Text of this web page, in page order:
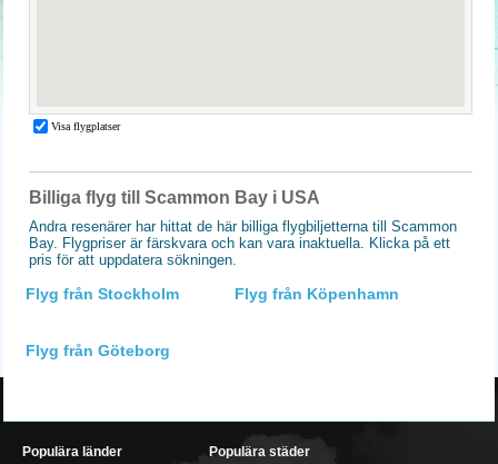
Billiga flyg till Scammon Bay i USA
Andra resenärer har hittat de här billiga flygbiljetterna till Scammon
Bay. Flygpriser är färskvara och kan vara inaktuella. Klicka på ett
pris för att uppdatera sökningen.
Flyg från Stockholm Flyg från Köpenhamn
Flyg från Göteborg
Populära länder
Populära städer